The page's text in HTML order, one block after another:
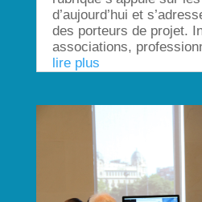
d’aujourd’hui et
des porteurs de projet.
associations,
lire plus